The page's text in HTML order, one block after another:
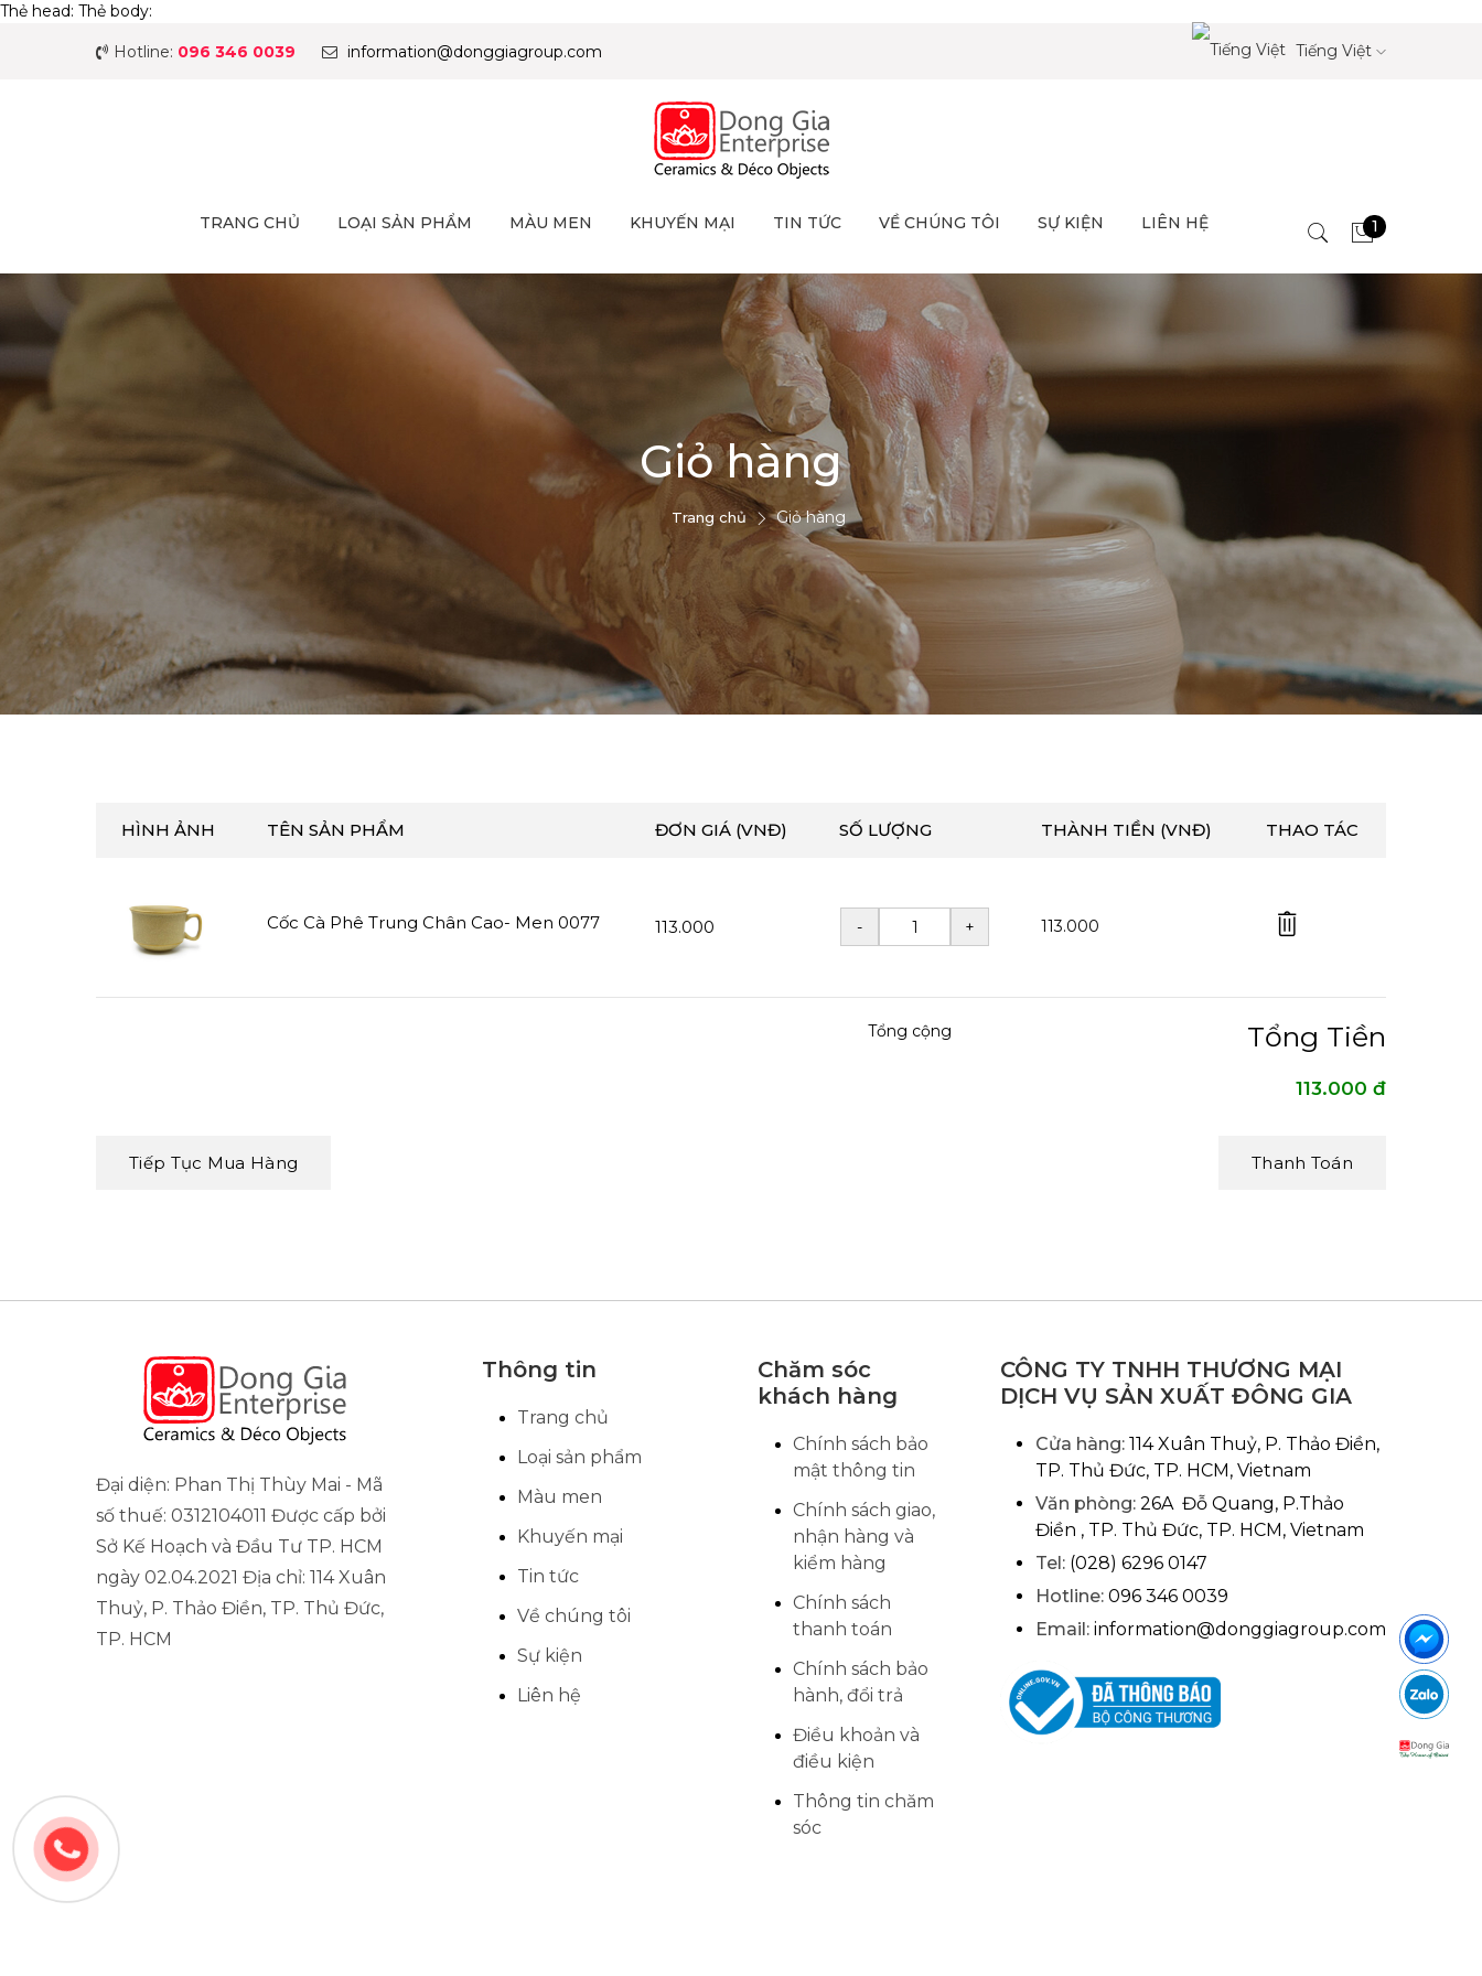
Thẻ head: Thẻ body:
Hotline: 096 346 0039 information@donggiagroup.com Tiếng Việt
TRANG CHỦ LOẠI SẢN PHẨM MÀU MEN KHUYẾN MẠI TIN TỨC VỀ CHÚNG TÔI SỰ KIỆN LIÊN HỆ 1
Giỏ hàng
Trang chủ Giỏ hàng
HÌNH ẢNH TÊN SẢN PHẨM ĐƠN GIÁ (VNĐ) SỐ LƯỢNG THÀNH TIỀN (VNĐ) THAO TÁC
Cốc Cà Phê Trung Chân Cao- Men 0077 113.000 113.000
Tổng Tiền
Tổng cộng
113.000 đ
Tiếp Tục Mua Hàng Thanh Toán
Đại diện: Phan Thị Thùy Mai - Mã
số thuế: 0312104011 Được cấp bởi
Sở Kế Hoạch và Đầu Tư TP. HCM
ngày 02.04.2021 Địa chỉ: 114 Xuân
Thuỷ, P. Thảo Điền, TP. Thủ Đức,
TP. HCM
Thông tin
Trang chủ
Loại sản phẩm
Màu men
Khuyến mại
Tin tức
Về chúng tôi
Sự kiện
Liên hệ
Chăm sóc
khách hàng
Chính sách bảo
mật thông tin
Chính sách giao,
nhận hàng và
kiểm hàng
Chính sách
thanh toán
Chính sách bảo
hành, đổi trả
Điều khoản và
điều kiện
Thông tin chăm
sóc
CÔNG TY TNHH THƯƠNG MẠI
DỊCH VỤ SẢN XUẤT ĐÔNG GIA
Cửa hàng: 114 Xuân Thuỷ, P. Thảo Điền,
TP. Thủ Đức, TP. HCM, Vietnam
Văn phòng: 26A Đỗ Quang, P.Thảo
Điền , TP. Thủ Đức, TP. HCM, Vietnam
Tel: (028) 6296 0147
Hotline: 096 346 0039
Email: information@donggiagroup.com